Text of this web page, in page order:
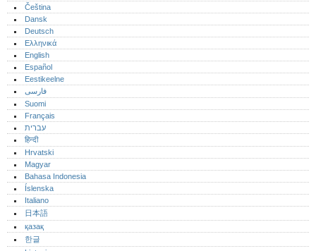
Čeština
Dansk
Deutsch
Ελληνικά
English
Español
Eestikeelne
فارسی
Suomi
Français
עברית
हिन्दी
Hrvatski
Magyar
Bahasa Indonesia
Íslenska
Italiano
日本語
қазақ
한글